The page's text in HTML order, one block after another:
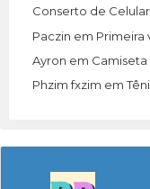
Conserto de
Paczin em Primeira
Ayron em Camiseta
Phzim fxzim em